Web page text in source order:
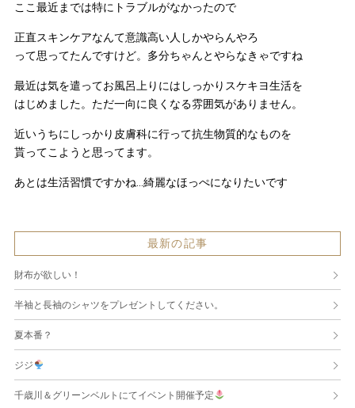
ここ最近までは特にトラブルがなかったので
正直スキンケアなんて意識高い人しかやらんやろ
って思ってたんですけど。多分ちゃんとやらなきゃですね
最近は気を遣ってお風呂上りにはしっかりスケキヨ生活を
はじめました。ただ一向に良くなる雰囲気がありません。
近いうちにしっかり皮膚科に行って抗生物質的なものを
貰ってこようと思ってます。
あとは生活習慣ですかね…綺麗なほっぺになりたいです
最新の記事
財布が欲しい！
半袖と長袖のシャツをプレゼントしてください。
夏本番？
ジジ
千歳川＆グリーンベルトにてイベント開催予定